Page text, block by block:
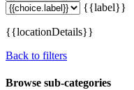
{{label}}
{{locationDetails}}
Back to filters
Browse sub-categories